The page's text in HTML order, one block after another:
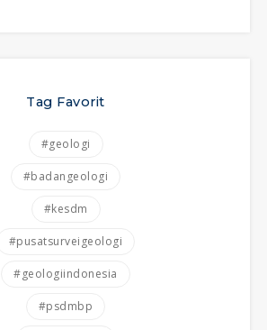
Tag Favorit
#geologi
#badangeologi
#kesdm
#pusatsurveigeologi
#geologiindonesia
#psdmbp